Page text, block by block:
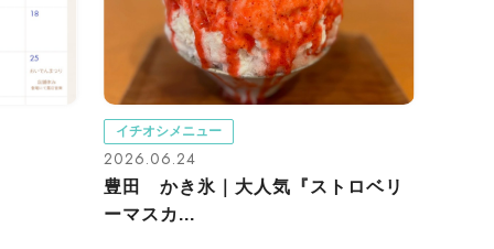
イチオシメニュー
2026.06.24
豊田 かき氷｜大人気『ストロベリ
ーマスカ...